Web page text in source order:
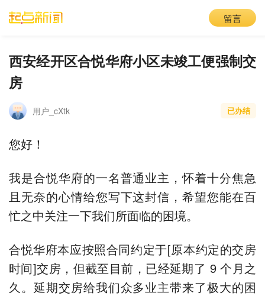
留言
西安经开区合悦华府小区未竣工便强制交
房
用户_cXtk 已办结
您好！
我是合悦华府的一名普通业主，怀着十分焦急
且无奈的心情给您写下这封信，希望您能在百
忙之中关注一下我们所面临的困境。
合悦华府本应按照合同约定于[原本约定的交房
时间]交房，但截至目前，已经延期了 9 个月之
久。延期交房给我们众多业主带来了极大的困